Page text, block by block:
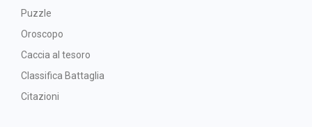
Puzzle
Oroscopo
Caccia al tesoro
Classifica Battaglia
Citazioni